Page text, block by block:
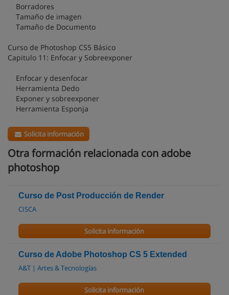
Borradores
Tamaño de imagen
Tamaño de Documento
Curso de Photoshop CS5 Básico
Capitulo 11: Enfocar y Sobreexponer
Enfocar y desenfocar
Herramienta Dedo
Exponer y sobreexponer
Herramienta Esponja
Solicita información
Otra formación relacionada con adobe
photoshop
Curso de Post Producción de Render
CISCA
Solicita información
Curso de Adobe Photoshop CS 5 Extended
A&T | Artes & Tecnologías
Solicita información